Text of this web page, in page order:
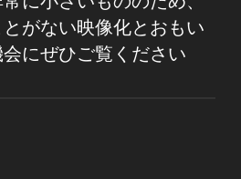
がない映像化とおもい
にぜひご覧ください